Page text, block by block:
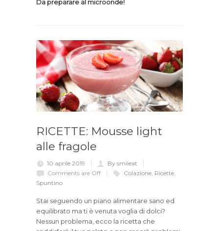
Da preparare al microonde!
RICETTE: Mousse light
alle fragole
10 aprile 2019
By smileat
Comments are Off
Colazione, Ricette,
Spuntino
Stai seguendo un piano alimentare sano ed
equilibrato ma ti è venuta voglia di dolci?
Nessun problema, ecco la ricetta che